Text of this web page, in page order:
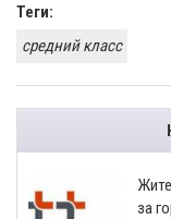
Теги:
средний класс
за